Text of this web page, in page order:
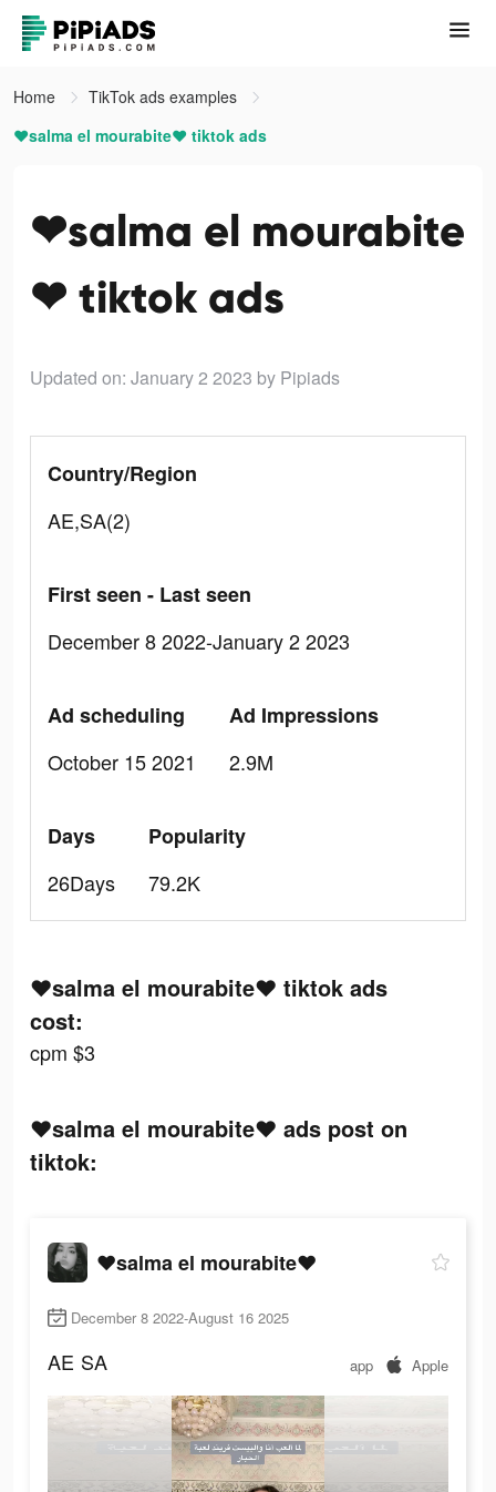
Home
TikTok ads examples
❤salma el mourabite❤ tiktok ads
❤salma el mourabite
❤ tiktok ads
Updated on: January 2 2023 by Pipiads
Country/Region
AE,SA(2)
First seen - Last seen
December 8 2022-January 2 2023
Ad scheduling
October 15 2021
Ad Impressions
2.9M
Days
26Days
Popularity
79.2K
❤salma el mourabite❤ tiktok ads
cost:
cpm $3
❤salma el mourabite❤ ads post on
tiktok:
❤salma el mourabite❤
December 8 2022-August 16 2025
AE SA app Apple